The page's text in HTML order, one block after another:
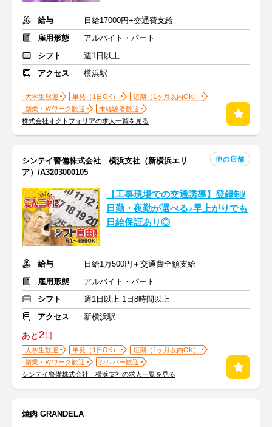
給与
日給17000円+交通費支給
雇用形態
アルバイト・パート
シフト
週1日以上
アクセス
横浜駅
大学生歓迎 単発（1日OK）
短期（1ヶ月以内OK）
副業・Ｗワーク歓迎
未経験者歓迎
株式会社オクトフォリアの求人一覧を見る
シンテイ警備株式会社 横浜支社（新横浜エリ
ア）/A3203000105
他の店舗
【工事現場での交通誘導】登録制/
日勤・夜勤が選べる♪早上がりでも
日給保証あり◎
給与
日給1万500円＋交通費全額支給
雇用形態
アルバイト・パート
シフト
週1日以上 1日8時間以上
アクセス
新横浜駅
あと 2日
大学生歓迎 単発（1日OK）
短期（1ヶ月以内OK）
副業・Ｗワーク歓迎
シルバー歓迎
シンテイ警備株式会社 横浜支社の求人一覧を見る
焼肉 GRANDELA